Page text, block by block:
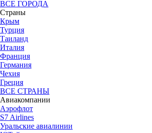
ВСЕ ГОРОДА
Страны
Крым
Турция
Таиланд
Италия
Франция
Германия
Чехия
Греция
ВСЕ СТРАНЫ
Авиакомпании
Аэрофлот
S7 Airlines
Уральские авиалинии